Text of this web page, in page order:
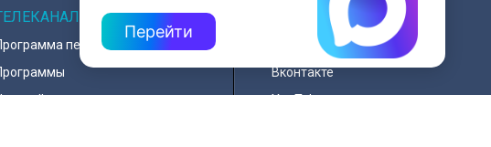
Перейти
передач
канала
Вконтакте
YouTube